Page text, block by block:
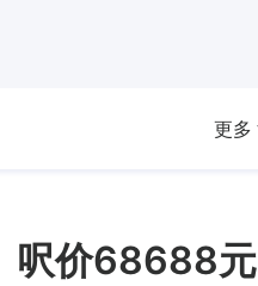
更多
呎价68688元